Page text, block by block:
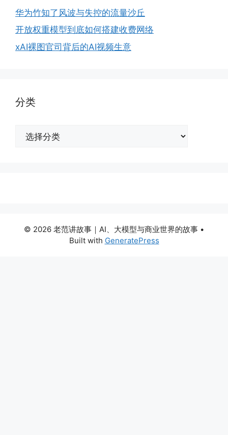
华为竹知了风波与失控的流量沙丘
开放权重模型到底如何搭建收费网络
xAI裸图官司背后的AI视频生意
分类
© 2026 老范讲故事｜AI、大模型与商业世界的故事 •
Built with GeneratePress